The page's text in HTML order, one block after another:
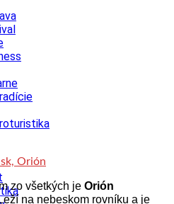
zo všetkých je Orión
na nebeskom rovníku a je